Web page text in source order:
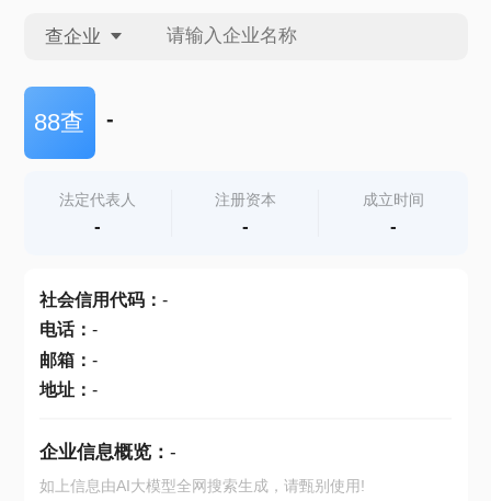
查企业
查企业
查产地
88查 -
法定代表人
-
注册资本
-
成立时间
-
社会信用代码： -
电话： -
邮箱： -
地址： -
企业信息概览： -
如上信息由AI大模型全网搜索生成，请甄别使用!